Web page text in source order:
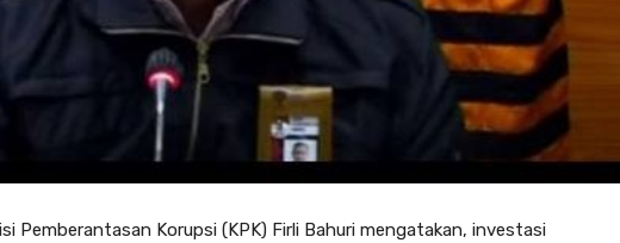
Pemberantasan Korupsi (KPK) Firli Bahuri mengatakan, investasi